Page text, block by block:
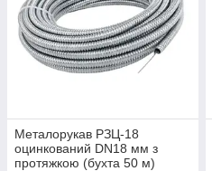
Металорукав РЗЦ‑18
оцинкований DN18 мм з
протяжкою (бухта 50 м)